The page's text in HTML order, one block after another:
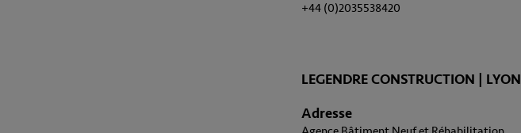
+44 (0)2035538420
LEGENDRE CONSTRUCTION | LYON
Adresse